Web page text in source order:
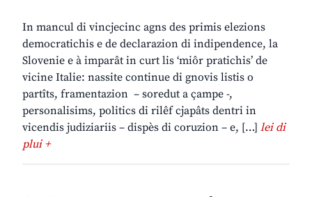
In mancul di vincjecinc agns des primis elezions
democratichis e de declarazion di indipendence, la
Slovenie e à imparât in curt lis ‘miôr pratichis’ de
vicine Italie: nassite continue di gnovis listis o
partîts, framentazion – soredut a çampe -,
personalisims, politics di rilêf cjapâts dentri in
vicendis judiziariis – dispès di coruzion – e, […] lei di
plui +